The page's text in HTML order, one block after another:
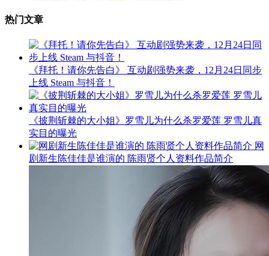
热门文章
《拜托！请你先告白》 互动剧强势来袭，12月24日同步
上线 Steam 与抖音！
《披荆斩棘的大小姐》罗雪儿为什么杀罗爱莲 罗雪儿真
实目的曝光
网
剧新生陈佳佳是谁演的 陈雨贤个人资料作品简介